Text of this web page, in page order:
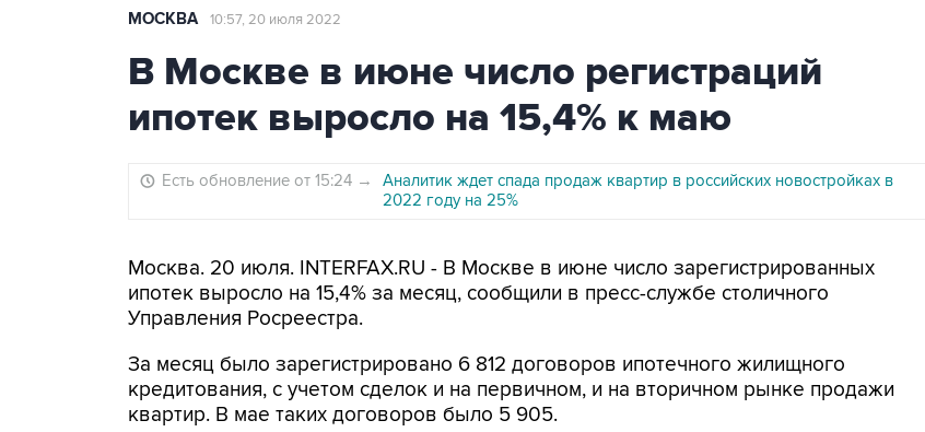
МОСКВА 10:57, 20 июля 2022
В Москве в июне число регистраций
ипотек выросло на 15,4% к маю
Есть обновление от 15:24 →
Аналитик ждет спада продаж квартир в российских новостройках в
2022 году на 25%
Москва. 20 июля. INTERFAX.RU - В Москве в июне число зарегистрированных
ипотек выросло на 15,4% за месяц, сообщили в пресс-службе столичного
Управления Росреестра.
За месяц было зарегистрировано 6 812 договоров ипотечного жилищного
кредитования, с учетом сделок и на первичном, и на вторичном рынке продажи
квартир. В мае таких договоров было 5 905.